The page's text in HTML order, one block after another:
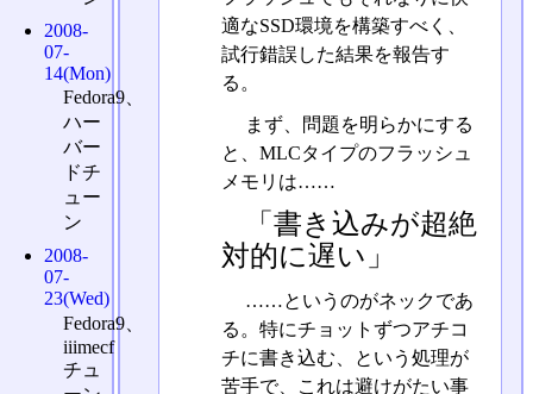
適なSSD環境を構築すべく、
試行錯誤した結果を報告す
る。
まず、問題を明らかにする
と、MLCタイプのフラッシュ
メモリは……
「書き込みが超絶
対的に遅い」
……というのがネックであ
る。特にチョットずつアチコ
チに書き込む、という処理が
苦手で、これは避けがたい事
2008-
07-
14(Mon)
Fedora9、
ハー
バー
ドチ
ュー
ン
2008-
07-
23(Wed)
Fedora9、
iiimecf
チュ